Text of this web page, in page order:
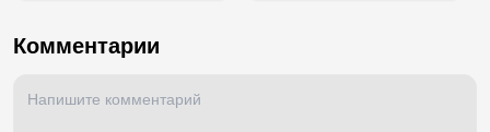
Комментарии